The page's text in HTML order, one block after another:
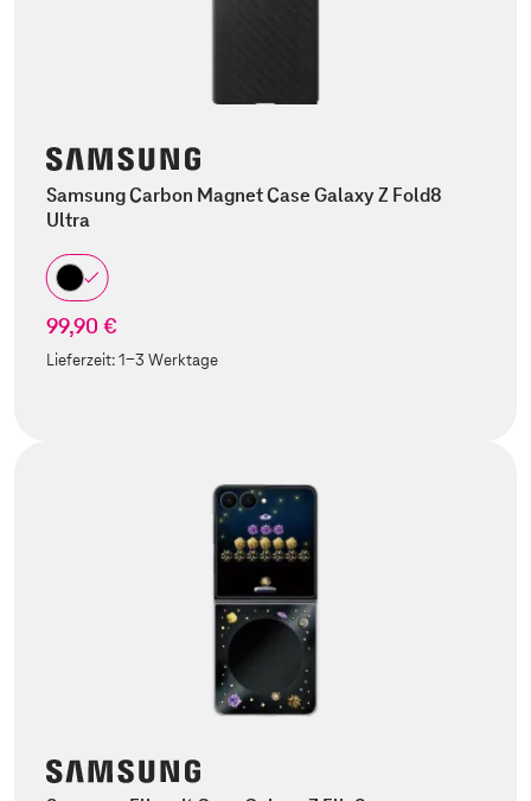
Samsung Carbon Magnet Case Galaxy Z Fold8
Ultra
99,90 €
Lieferzeit:1-3 Werktage